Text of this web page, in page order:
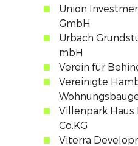
Union
GmbH
Urbach
mbH
Verein für
Vereinigte
Villenpark Haus
Co.KG
Viterra